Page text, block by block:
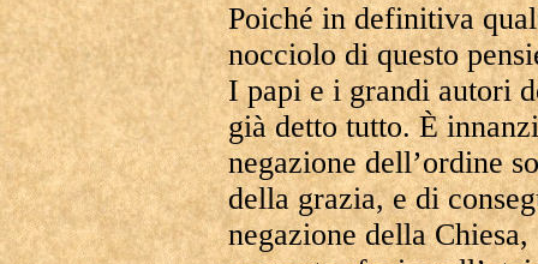
Poiché in definitiva
nocciolo di questo
I papi e i grandi autori
già detto tutto. È
negazione dell’ordine
della grazia, e di
negazione della